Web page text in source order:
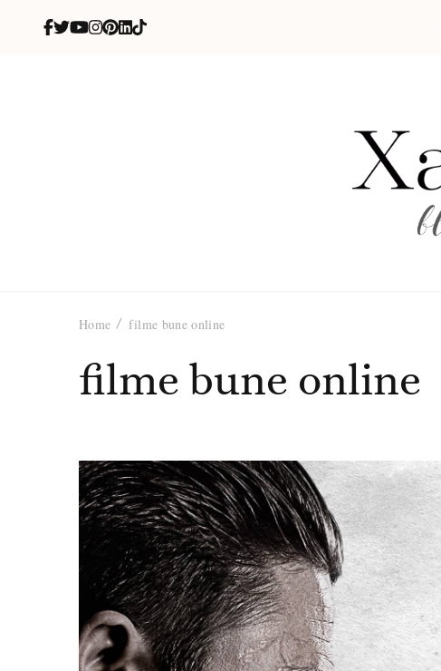
Home filme bune online
filme bune online